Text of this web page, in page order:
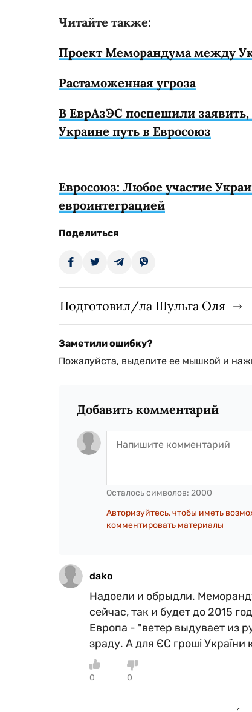
Читайте также:
Проект Меморандума между
Растаможенная угроза
В ЕврАзЭС поспешили заявить,
Украине путь в Евросоюз
Евросоюз: Любое участие
евроинтеграцией
Поделиться
Подготовил/ла Шульга Оля
Заметили ошибку?
Пожалуйста, выделите ее мышкой и
Добавить комментарий
Осталось символов: 2000
Авторизуйтесь, чтобы иметь
комментировать материалы
dako
Надоели и обрыдли.
сейчас, так и будет до 2015
Европа - "ветер выдувает из
зраду. А для ЄС гроші України
0 0